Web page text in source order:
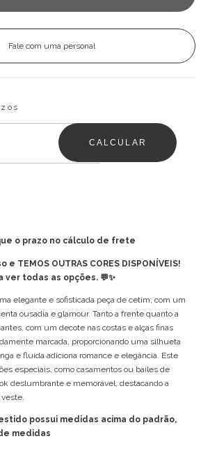
Fale com uma personal
CALCULAR
o prazo no cálculo de frete
TEMOS OUTRAS CORES DISPONÍVEIS!
ver todas as opções. 💬✨
elegante e sofisticada peça de cetim, com um
ousadia e glamour. Tanto a frente quanto a
com um decote nas costas e alças finas
marcada, proporcionando uma silhueta
e fluida adiciona romance e elegância. Este
especiais, como casamentos ou bailes de
deslumbrante e memorável, destacando a
possui medidas acima do padrão,
medidas